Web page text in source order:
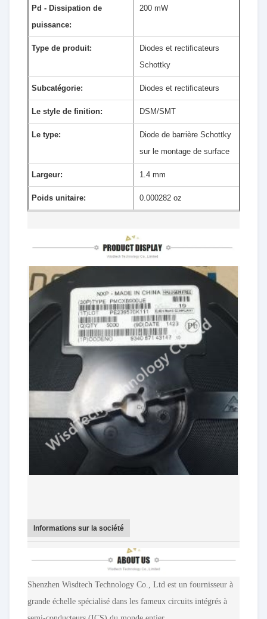
Pd - Dissipation de
puissance:
200 mW
Type de produit:
Diodes et rectificateurs
Schottky
Subcatégorie: Diodes et rectificateurs
Le style de finition: DSM/SMT
Le type:
Diode de barrière Schottky
sur le montage de surface
Largeur: 1.4 mm
Poids unitaire: 0.000282 oz
Informations sur la société
Shenzhen Wisdtech Technology Co., Ltd est un fournisseur à
grande échelle spécialisé dans les fameux circuits intégrés à